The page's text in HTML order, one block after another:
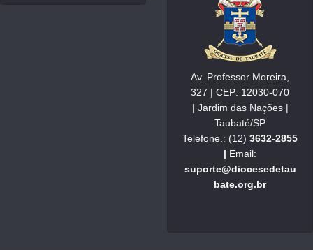
Av. Professor Moreira,
327 | CEP: 12030-070
| Jardim das Nações |
Taubaté/SP
Telefone.: (12) 3632-2855
| Email:
suporte@diocesedetau
bate.org.br